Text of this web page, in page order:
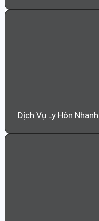
Dịch Vụ Ly Hôn Nhanh